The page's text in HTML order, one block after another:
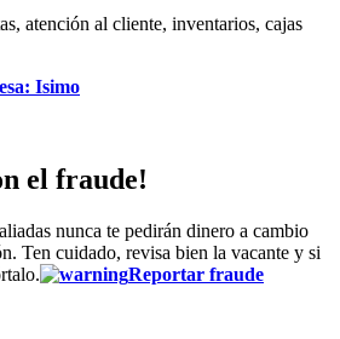
atención al cliente, inventarios, cajas
: Isimo
el fraude!
nunca te pedirán dinero a cambio
Ten cuidado, revisa bien la vacante y si
Reportar fraude